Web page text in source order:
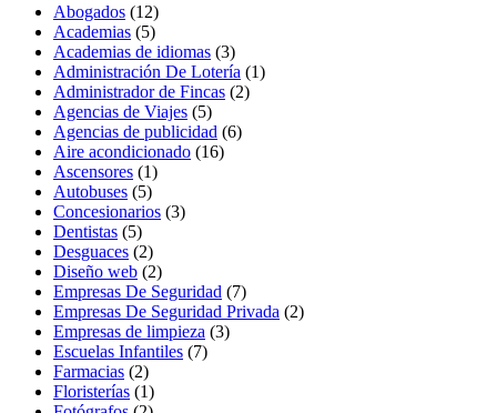
Abogados (12)
Academias (5)
Academias de idiomas (3)
Administración De Lotería (1)
Administrador de Fincas (2)
Agencias de Viajes (5)
Agencias de publicidad (6)
Aire acondicionado (16)
Ascensores (1)
Autobuses (5)
Concesionarios (3)
Dentistas (5)
Desguaces (2)
Diseño web (2)
Empresas De Seguridad (7)
Empresas De Seguridad Privada (2)
Empresas de limpieza (3)
Escuelas Infantiles (7)
Farmacias (2)
Floristerías (1)